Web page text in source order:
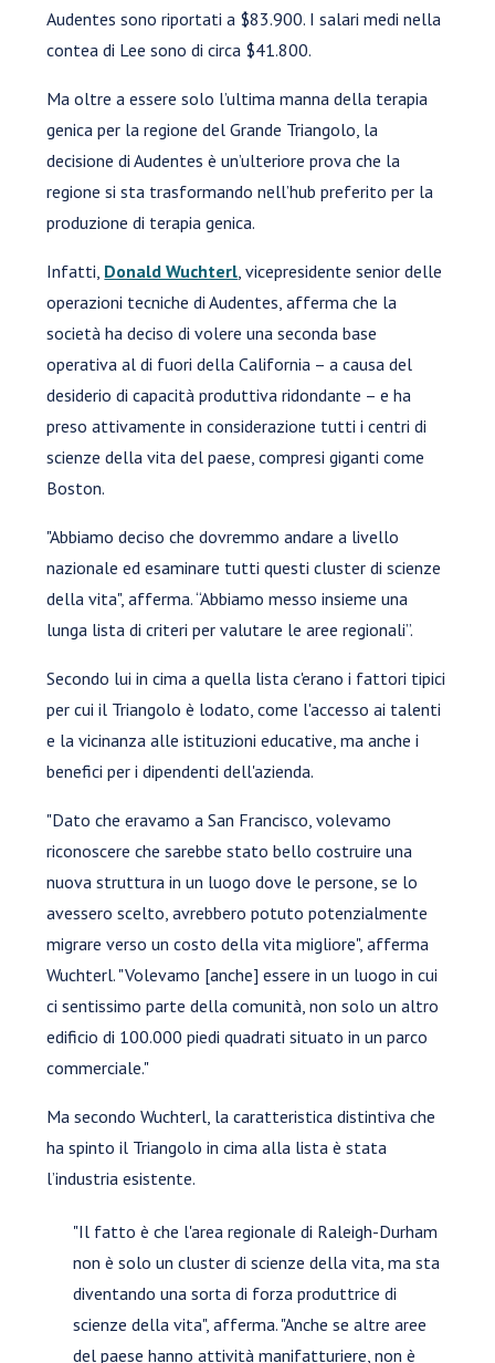
Audentes sono riportati a $83.900. I salari medi nella
contea di Lee sono di circa $41.800.
Ma oltre a essere solo l’ultima manna della terapia
genica per la regione del Grande Triangolo, la
decisione di Audentes è un’ulteriore prova che la
regione si sta trasformando nell’hub preferito per la
produzione di terapia genica.
Infatti, Donald Wuchterl , vicepresidente senior delle
operazioni tecniche di Audentes, afferma che la
società ha deciso di volere una seconda base
operativa al di fuori della California – a causa del
desiderio di capacità produttiva ridondante – e ha
preso attivamente in considerazione tutti i centri di
scienze della vita del paese, compresi giganti come
Boston.
"Abbiamo deciso che dovremmo andare a livello
nazionale ed esaminare tutti questi cluster di scienze
della vita", afferma. “Abbiamo messo insieme una
lunga lista di criteri per valutare le aree regionali”.
Secondo lui in cima a quella lista c'erano i fattori tipici
per cui il Triangolo è lodato, come l'accesso ai talenti
e la vicinanza alle istituzioni educative, ma anche i
benefici per i dipendenti dell'azienda.
"Dato che eravamo a San Francisco, volevamo
riconoscere che sarebbe stato bello costruire una
nuova struttura in un luogo dove le persone, se lo
avessero scelto, avrebbero potuto potenzialmente
migrare verso un costo della vita migliore", afferma
Wuchterl. "Volevamo [anche] essere in un luogo in cui
ci sentissimo parte della comunità, non solo un altro
edificio di 100.000 piedi quadrati situato in un parco
commerciale."
Ma secondo Wuchterl, la caratteristica distintiva che
ha spinto il Triangolo in cima alla lista è stata
l’industria esistente.
"Il fatto è che l'area regionale di Raleigh-Durham
non è solo un cluster di scienze della vita, ma sta
diventando una sorta di forza produttrice di
scienze della vita", afferma. "Anche se altre aree
del paese hanno attività manifatturiere, non è